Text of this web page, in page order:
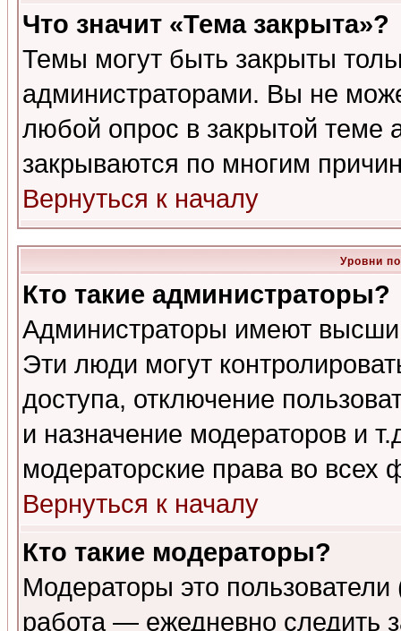
Что значит «Тема закрыта»?
Темы могут быть закрыты
администраторами. Вы не
любой опрос в закрытой теме
закрываются по многим
Вернуться к началу
Уровни
Кто такие администраторы?
Администраторы имеют
Эти люди могут
доступа, отключение
и назначение модераторов и
модераторские права во всех
Вернуться к началу
Кто такие модераторы?
Модераторы это
работа — ежедневно следить